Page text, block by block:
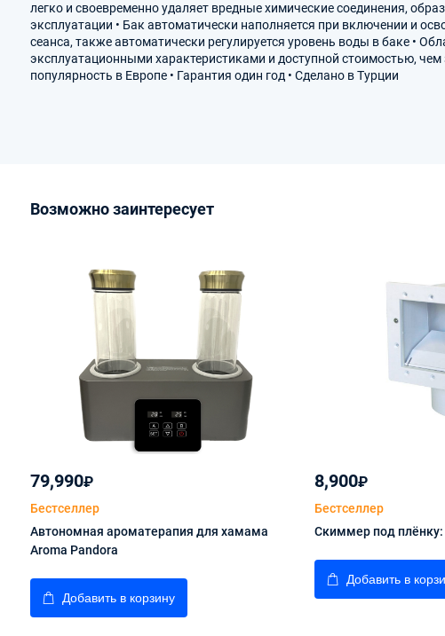
легко и своевременно удаляет вредные химические соединения,
эксплуатации • Бак автоматически наполняется при включении и
сеанса, также автоматически регулируется уровень воды в баке •
эксплуатационными характеристиками и доступной стоимостью,
популярность в Европе • Гарантия один год • Сделано в Турции
Возможно заинтересует
79,990₽
Бестселлер
Автономная ароматерапия для хамама
Aroma Pandora
Добавить в корзину
8,900₽
Бестселлер
Скиммер под плёнку:
Добавить в